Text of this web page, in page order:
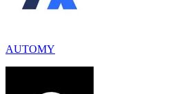
AUTOMY